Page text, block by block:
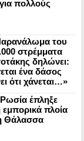
πολλούς
του
στρέμματα
δηλώνει:
ένα δάσος
ότι χάνεται…»
έπληξε
εμπορικά πλοία
Θάλασσα